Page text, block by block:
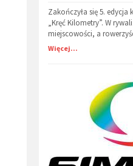
Zakończyła się 5. edycja
„Kręć Kilometry”. W
miejscowości, a
Więcej...